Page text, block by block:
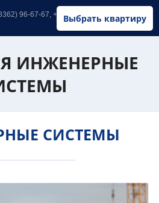
Выбрать квартиру
96-67-67, +7 (902) 326-67-67
ИНЖЕНЕРНЫЕ
СИСТЕМЫ